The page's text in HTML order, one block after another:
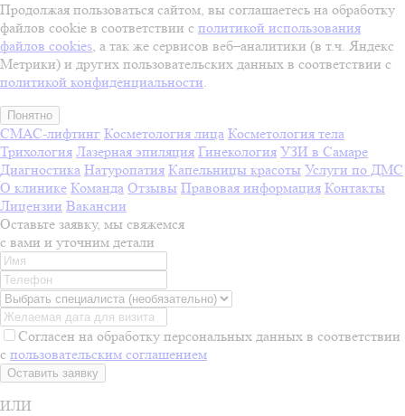
Продолжая пользоваться сайтом, вы соглашаетесь на обработку
файлов cookie в соответствии с политикой использования
файлов cookies, а так же сервисов веб–аналитики (в т.ч. Яндекс
Метрики) и других пользовательских данных в соответствии с
политикой конфиденциальности.
Понятно
СМАС-лифтинг Косметология лица Косметология тела
Трихология Лазерная эпиляция Гинекология УЗИ в Самаре
Диагностика Натуропатия Капельницы красоты Услуги по ДМС
О клинике Команда Отзывы Правовая информация Контакты
Лицензии Вакансии
Оставьте заявку, мы свяжемся
с вами и уточним детали
Согласен на обработку персональных данных в соответствии
с пользовательским соглашением
Оставить заявку
ИЛИ